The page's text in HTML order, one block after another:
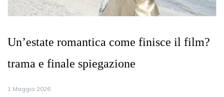
Un’estate romantica come finisce il film?
trama e finale spiegazione
1 Maggio 2026